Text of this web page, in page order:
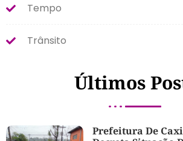
Tempo
Trânsito
Últimos
Prefeitura De